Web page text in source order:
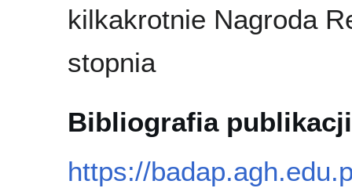
kilkakrotnie Nagroda
stopnia
Bibliografia publikacji
https://